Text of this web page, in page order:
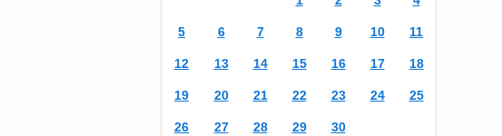
5 6 7 8 9 10 11
12 13 14 15 16 17 18
19 20 21 22 23 24 25
26 27 28 29 30